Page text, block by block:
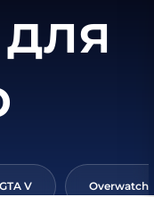
GTA V Overwatch